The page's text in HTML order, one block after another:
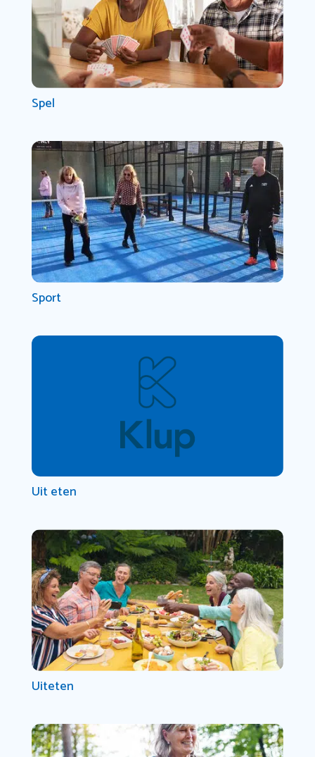
Spel
Sport
Uit eten
Uiteten